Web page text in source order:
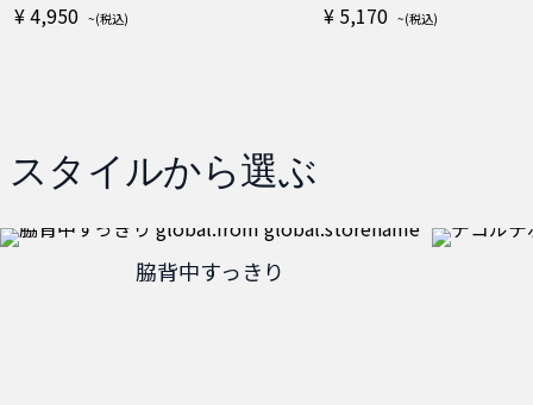
¥ 4,950 ¥ 5,170
スタイルから選ぶ
脇背中すっきり